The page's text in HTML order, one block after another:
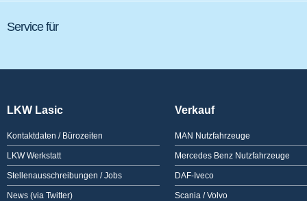
Service für
LKW Lasic
Kontaktdaten / Bürozeiten
LKW Werkstatt
Stellenausschreibungen / Jobs
News (via Twitter)
Verkauf
MAN Nutzfahrzeuge
Mercedes Benz Nutzfahrzeuge
DAF-Iveco
Scania / Volvo